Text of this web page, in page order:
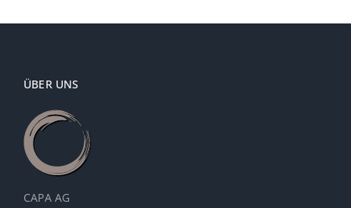
ÜBER UNS
CAPA AG